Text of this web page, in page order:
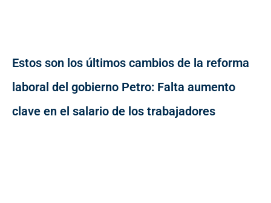
Estos son los últimos cambios de la reforma
laboral del gobierno Petro: Falta aumento
clave en el salario de los trabajadores